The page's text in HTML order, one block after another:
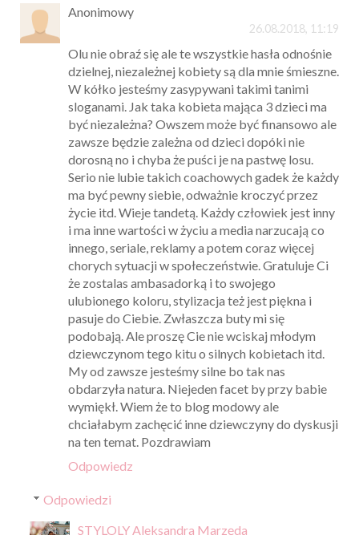
Anonimowy
26.08.2018, 11:19
Olu nie obraź się ale te wszystkie hasła odnośnie
dzielnej, niezależnej kobiety są dla mnie śmieszne.
W kółko jesteśmy zasypywani takimi tanimi
sloganami. Jak taka kobieta mająca 3 dzieci ma
być niezależna? Owszem może być finansowo ale
zawsze będzie zależna od dzieci dopóki nie
dorosną no i chyba że puści je na pastwę losu.
Serio nie lubie takich coachowych gadek że każdy
ma być pewny siebie, odważnie kroczyć przez
życie itd. Wieje tandetą. Każdy człowiek jest inny
i ma inne wartości w życiu a media narzucają co
innego, seriale, reklamy a potem coraz więcej
chorych sytuacji w społeczeństwie. Gratuluje Ci
że zostalas ambasadorką i to swojego
ulubionego koloru, stylizacja też jest piękna i
pasuje do Ciebie. Zwłaszcza buty mi się
podobają. Ale proszę Cie nie wciskaj młodym
dziewczynom tego kitu o silnych kobietach itd.
My od zawsze jesteśmy silne bo tak nas
obdarzyła natura. Niejeden facet by przy babie
wymiękł. Wiem że to blog modowy ale
chciałabym zachęcić inne dziewczyny do dyskusji
na ten temat. Pozdrawiam
Odpowiedz
Odpowiedzi
STYLOLY Aleksandra Marzęda